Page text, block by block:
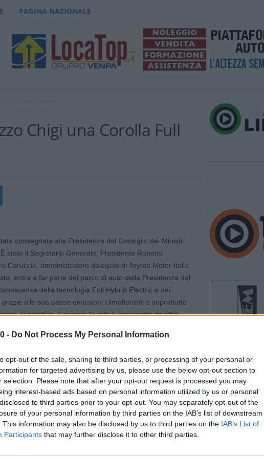
- Do Not Process My Personal Information
opt-out of the sale, sharing to third parties, or processing of your personal or
for targeted advertising by us, please use the below opt-out section to
selection. Please note that after your opt-out request is processed you may
interest-based ads based on personal information utilized by us or personal
to third parties prior to your opt-out. You may separately opt-out of the
of your personal information by third parties on the IAB’s list of downstream
This information may also be disclosed by us to third parties on the IAB’s List of
Participants that may further disclose it to other third parties.
PAGINA NAZIONALE
Chigi una Corolla Full
consegnata alla Presidenza del Consiglio dei Ministri
stato il Segretario Generale, Presidente Roberto
Caruccio, amministratore delegato di Toyota Motor Italia.
entra a far parte del parco di auto della Presidenza del
della tecnologia Full Hybrid Electric e dei
alle sue basse emissioni climalteranti e soprattutto
energetica. Il gruppo Toyota è impegnato da oltre
mobilità elettrificate. La tecnologia Full Hybrid di Toyota
automobilisti in tutto il mondo, è infatti in grado di ridurre
come la CO2, e di inquinanti nocivi per la
e per tutta la gamma elettrificata, risultano inferiori
normativa vigente).
le migliori soluzioni per una mobilità sostenibile – ha
di Toyota Motor Italia – e riteniamo che la
sia la soluzione oggi più immediata per ridurre
modelli ibridi sono inoltre economicamente accessibili e
le abitudini di chi le guida, non necessitano di
mantenendo elevato il loro valore. Per questo –